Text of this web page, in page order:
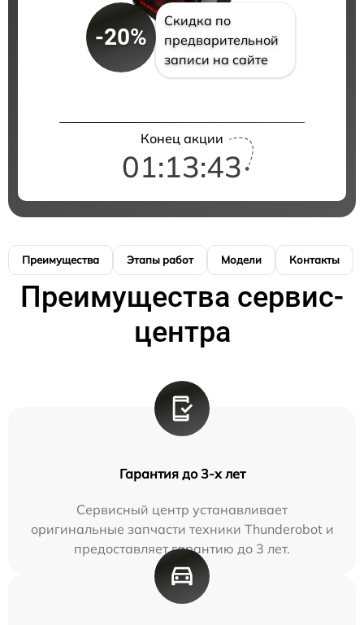
-20%
Скидка по
предварительной
записи на сайте
Конец акции
01:13:42
Преимущества Этапы работ Модели Контакты
Преимущества сервис-
центра
Гарантия до 3-х лет
Сервисный центр устанавливает
оригинальные запчасти техники Thunderobot и
предоставляет гарантию до 3 лет.